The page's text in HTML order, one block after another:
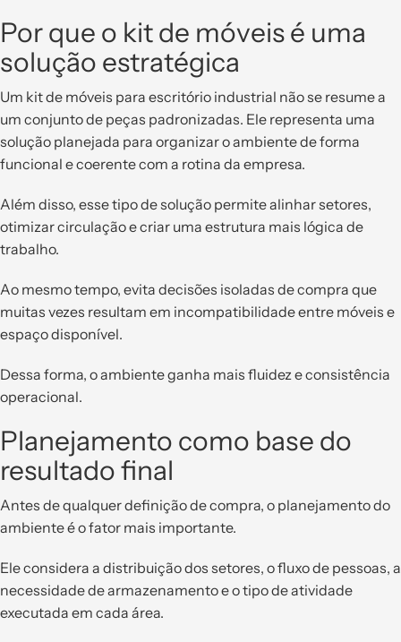
Por que o kit de móveis é uma
solução estratégica
Um kit de móveis para escritório industrial não se resume a
um conjunto de peças padronizadas. Ele representa uma
solução planejada para organizar o ambiente de forma
funcional e coerente com a rotina da empresa.
Além disso, esse tipo de solução permite alinhar setores,
otimizar circulação e criar uma estrutura mais lógica de
trabalho.
Ao mesmo tempo, evita decisões isoladas de compra que
muitas vezes resultam em incompatibilidade entre móveis e
espaço disponível.
Dessa forma, o ambiente ganha mais fluidez e consistência
operacional.
Planejamento como base do
resultado final
Antes de qualquer definição de compra, o planejamento do
ambiente é o fator mais importante.
Ele considera a distribuição dos setores, o fluxo de pessoas, a
necessidade de armazenamento e o tipo de atividade
executada em cada área.